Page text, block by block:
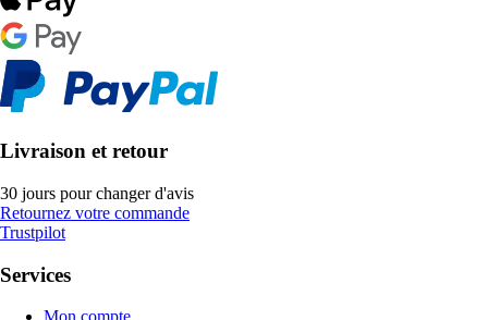
Livraison et retour
30 jours pour changer d'avis
Retournez votre commande
Trustpilot
Services